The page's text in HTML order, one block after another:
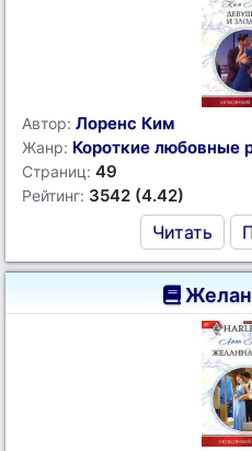
Автор: Лоренс Ким
Жанр: Короткие любовные
Страниц: 49
Рейтинг: 3542 (4.42)
Читать